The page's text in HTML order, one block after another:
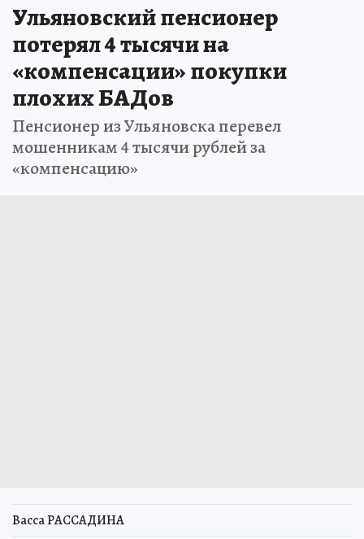
Ульяновский пенсионер
потерял 4 тысячи на
«компенсации» покупки
плохих БАДов
Пенсионер из Ульяновска перевел
мошенникам 4 тысячи рублей за
«компенсацию»
Васса РАССАДИНА